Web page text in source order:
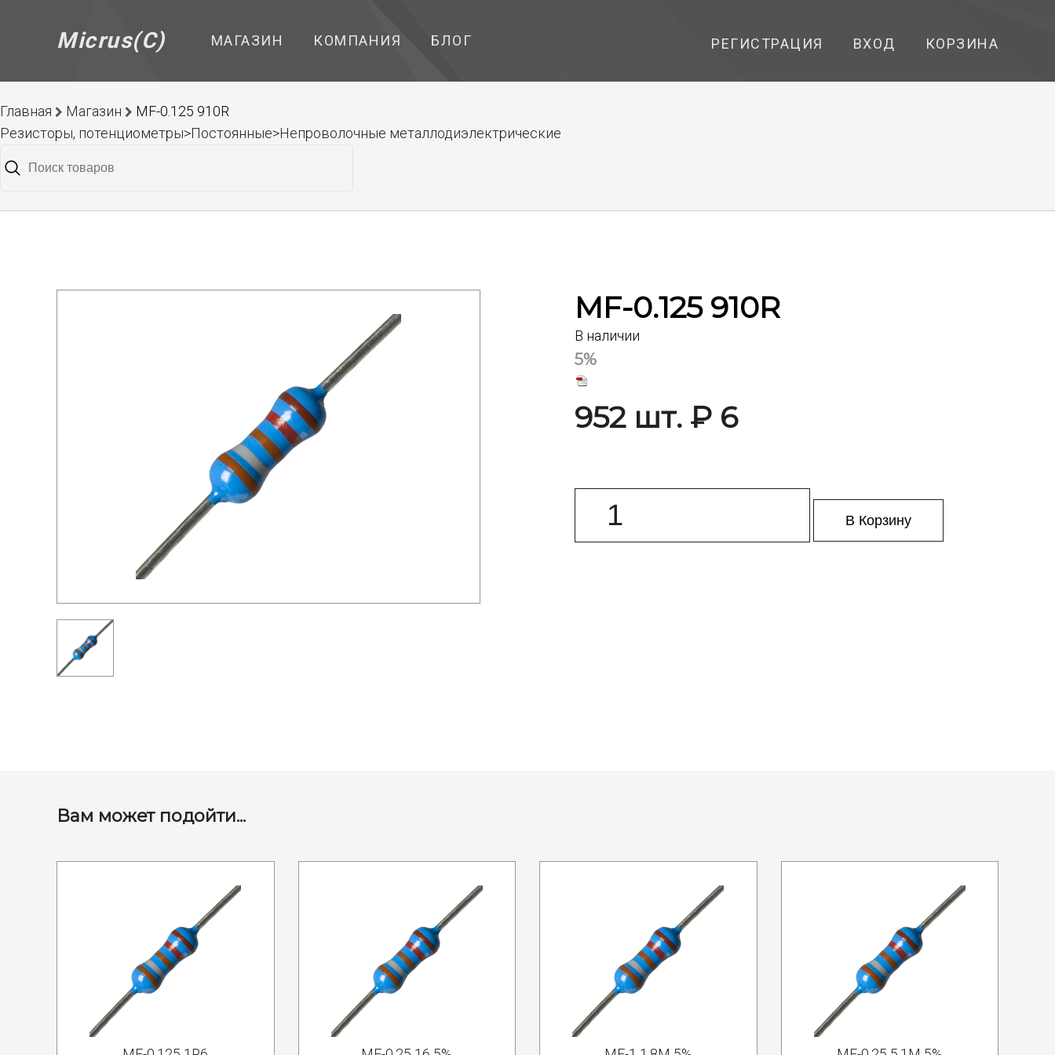
Micrus(C) МАГАЗИН КОМПАНИЯ БЛОГ РЕГИСТРАЦИЯ ВХОД КОРЗИНА
Главная Магазин
MF-0.125 910R
Резисторы, потенциометры>Постоянные>Непроволочные металлодиэлектрические
MF-0.125 910R
В наличии
5%
952 шт. ₽ 6
В Корзину
Вам может подойти...